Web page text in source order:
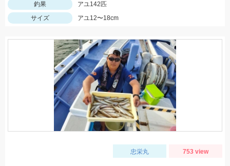
釣果
アユ142匹
サイズ
アユ12〜18cm
忠栄丸 753 view